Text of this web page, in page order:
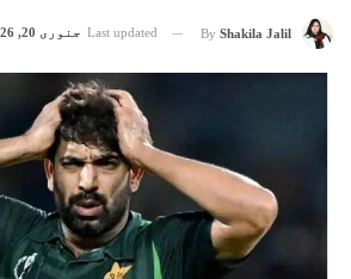
By Shakila Jalil
Last updated جنوری 20, 2026